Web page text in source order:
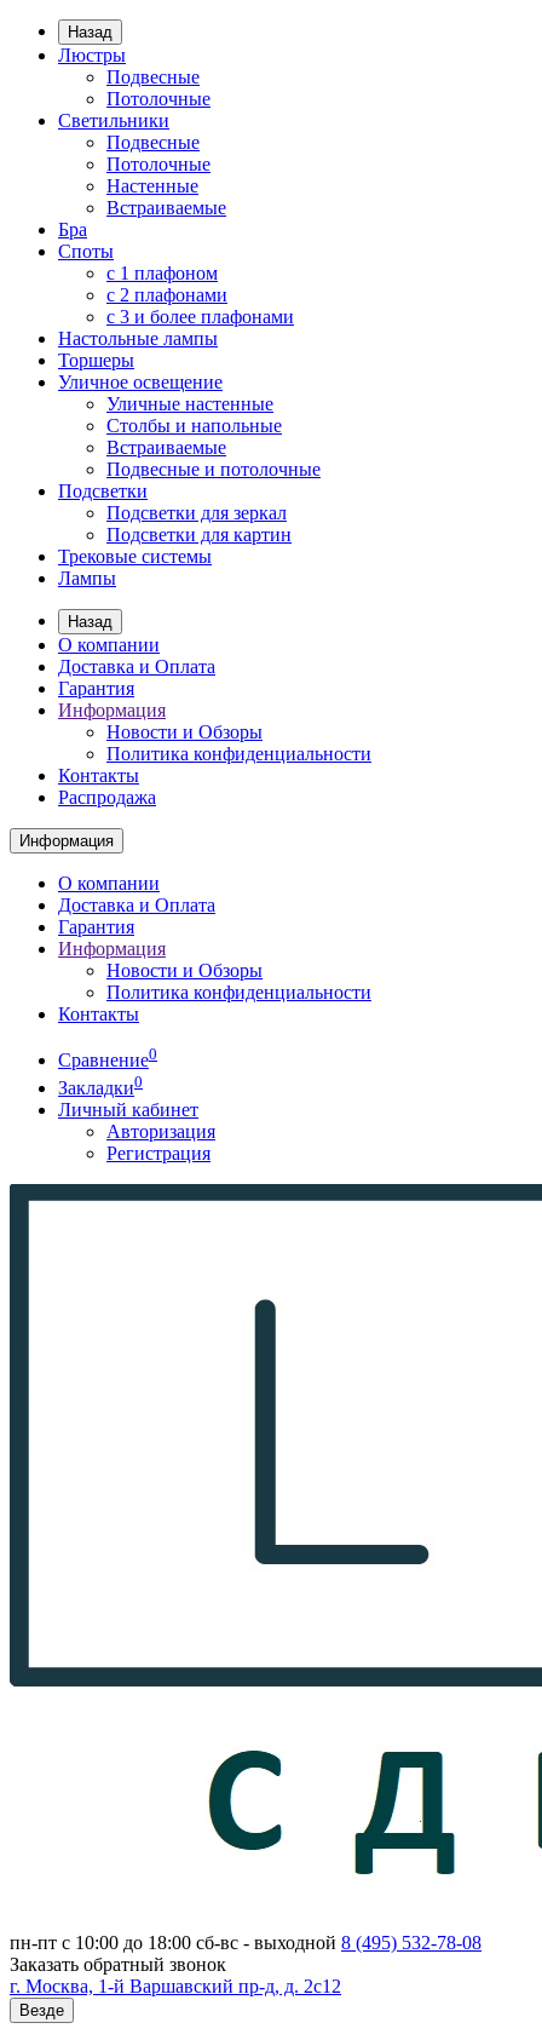
Назад
Люстры
Подвесные
Потолочные
Светильники
Подвесные
Потолочные
Настенные
Встраиваемые
Бра
Споты
с 1 плафоном
с 2 плафонами
с 3 и более плафонами
Настольные лампы
Торшеры
Уличное освещение
Уличные настенные
Столбы и напольные
Встраиваемые
Подвесные и потолочные
Подсветки
Подсветки для зеркал
Подсветки для картин
Трековые системы
Лампы
Назад
О компании
Доставка и Оплата
Гарантия
Информация
Новости и Обзоры
Политика конфиденциальности
Контакты
Распродажа
Информация
О компании
Доставка и Оплата
Гарантия
Информация
Новости и Обзоры
Политика конфиденциальности
Контакты
Сравнение0
Закладки0
Личный кабинет
Авторизация
Регистрация
пн-пт с 10:00 до 18:00 сб-вс - выходной 8 (495) 532-78-08
Заказать обратный звонок
г. Москва, 1-й Варшавский пр-д, д. 2с12
Везде